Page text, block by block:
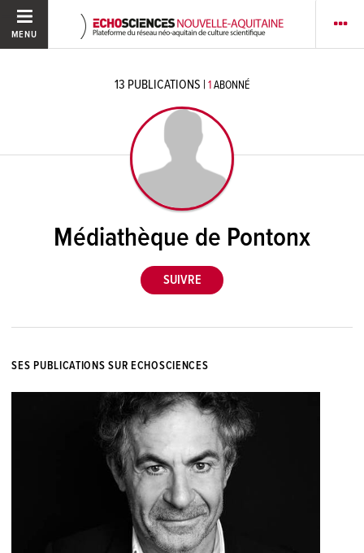
MENU
13 PUBLICATIONS | 1ABONNÉ
Médiathèque de Pontonx
SES PUBLICATIONS SUR ECHOSCIENCES